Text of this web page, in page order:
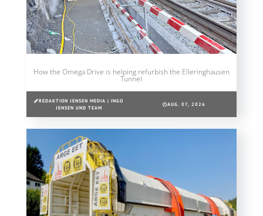
How the Omega Drive is helping refurbish the Elleringhausen
Tunnel
REDAKTION JENSEN MEDIA | INGO
JENSEN UND TEAM
AUG. 07, 2026